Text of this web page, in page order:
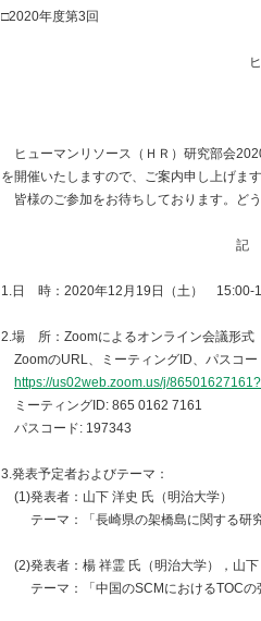
□2020年度第3回
ヒューマンリソース
ヒューマンリソース（ＨＲ）研究部会
を開催いたしますので、ご案内申し上げま
皆様のご参加をお待ちしております。ど
記
1.日 時：2020年12月19日（土） 15:00-
2.場 所：Zoomによるオンライン会議形式
ZoomのURL、ミーティングID、パスコー
https://us02web.zoom.us/j/
ミーティングID: 865 0162 7161
パスコード: 197343
3.発表予定者およびテーマ：
(1)発表者：山下 洋史 氏（明治大学）
テーマ：「長崎県の架橋島に関する研
(2)発表者：楊 祥霊 氏（明治大学），山
テーマ：「中国のSCMにおけるTOCの